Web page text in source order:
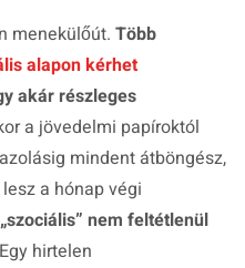
menekülőút. Több
alapon kérhet
akár részleges
a jövedelmi papíroktól
mindent átböngész,
a hónap végi
nem feltétlenül
hirtelen